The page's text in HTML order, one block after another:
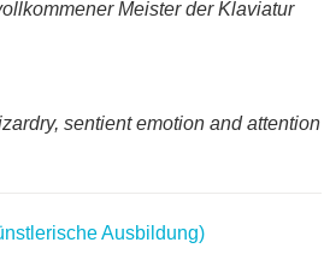
Meister der Klaviatur
sentient emotion and attention
Ausbildung)